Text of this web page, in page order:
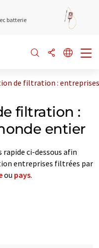
batterie
de filtration :
filtration :
entier
rapide ci-dessous afin
entreprises filtrées par
ou pays.